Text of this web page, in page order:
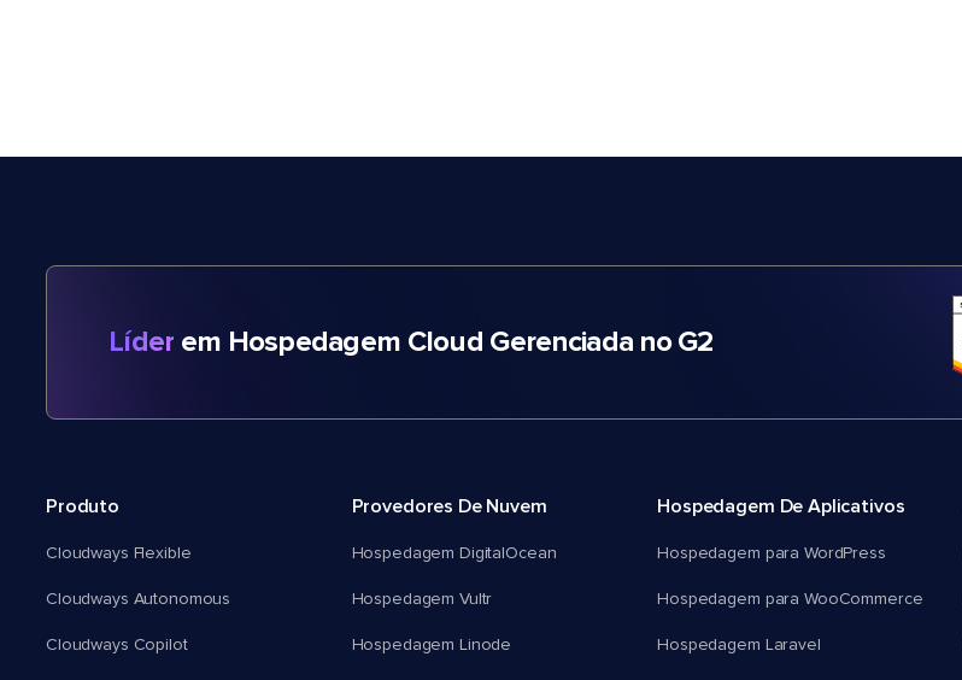
Líder em Hospedagem Cloud Gerenciada no G2
Produto
Cloudways Flexible
Cloudways Autonomous
Cloudways Copilot
Provedores De Nuvem
Hospedagem DigitalOcean
Hospedagem Vultr
Hospedagem Linode
Hospedagem De Aplicativos
Hospedagem para WordPress
Hospedagem para WooCommerce
Hospedagem Laravel